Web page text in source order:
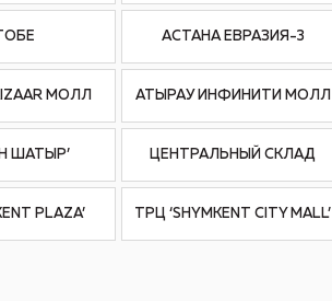
АСТАНА ЕВРАЗИЯ-3
МОЛЛ АТЫРАУ ИНФИНИТИ МОЛЛ
ШАТЫР’ ЦЕНТРАЛЬНЫЙ СКЛАД
PLAZA’ ТРЦ ‘SHYMKENT CITY MALL’